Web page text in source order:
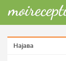
Најава